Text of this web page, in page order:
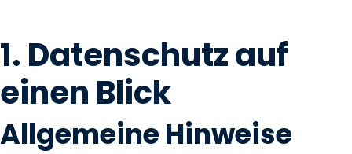
1. Datenschutz auf
einen Blick
Allgemeine Hinweise